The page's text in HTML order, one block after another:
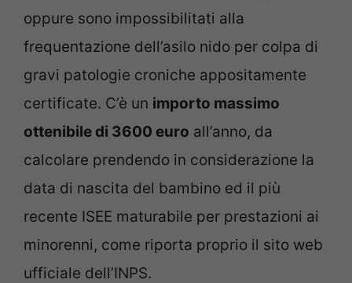
oppure sono impossibilitati alla
frequentazione dell’asilo nido per colpa di
gravi patologie croniche appositamente
certificate. C’è un importo massimo
ottenibile di 3600 euro all’anno, da
calcolare prendendo in considerazione la
data di nascita del bambino ed il più
recente ISEE maturabile per prestazioni ai
minorenni, come riporta proprio il sito web
ufficiale dell’INPS.